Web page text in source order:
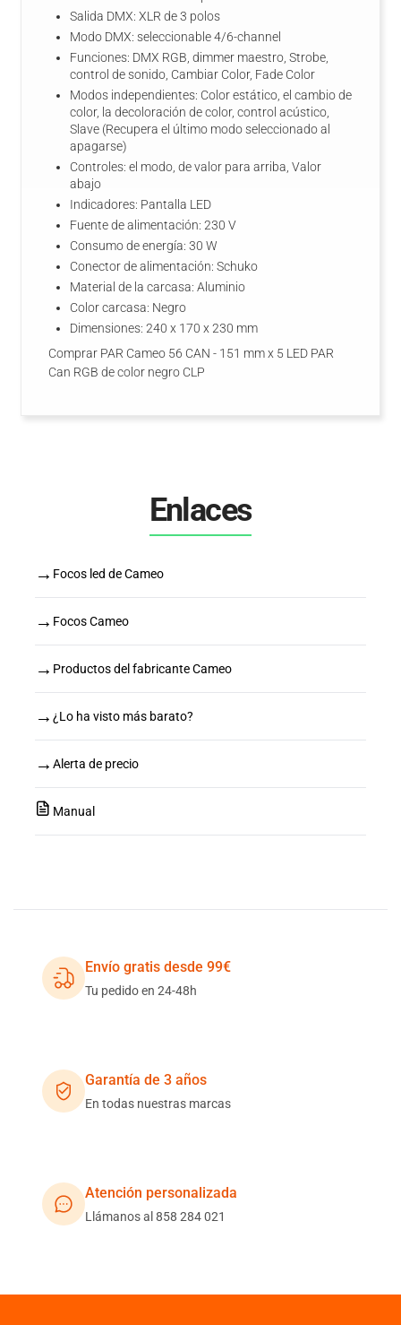
Salida DMX: XLR de 3 polos
Modo DMX: seleccionable 4/6-channel
Funciones: DMX RGB, dimmer maestro, Strobe,
control de sonido, Cambiar Color, Fade Color
Modos independientes: Color estático, el cambio de
color, la decoloración de color, control acústico,
Slave (Recupera el último modo seleccionado al
apagarse)
Controles: el modo, de valor para arriba, Valor
abajo
Indicadores: Pantalla LED
Fuente de alimentación: 230 V
Consumo de energía: 30 W
Conector de alimentación: Schuko
Material de la carcasa: Aluminio
Color carcasa: Negro
Dimensiones: 240 x 170 x 230 mm
Comprar PAR Cameo 56 CAN - 151 mm x 5 LED PAR
Can RGB de color negro CLP
Enlaces
→ Focos led de Cameo
→ Focos Cameo
→ Productos del fabricante Cameo
→ ¿Lo ha visto más barato?
→ Alerta de precio
Manual
Envío gratis desde 99€
Tu pedido en 24-48h
Garantía de 3 años
En todas nuestras marcas
Atención personalizada
Llámanos al 858 284 021